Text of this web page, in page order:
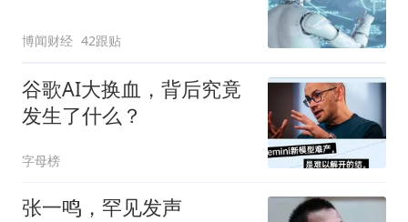
博闻财经 42跟贴
谷歌AI大换血，背后究竟
发生了什么？
字母榜
张一鸣，罕见发声